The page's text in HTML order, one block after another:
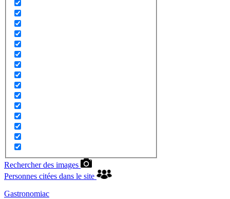
Rechercher des images
Personnes citées dans le site
Gastronomiac